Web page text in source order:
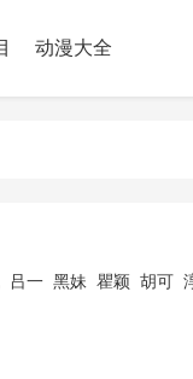
动漫大全
吕一 黑妹 瞿颖 胡可